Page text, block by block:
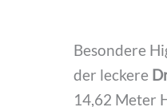
Besondere
der leckere
14,62 Meter